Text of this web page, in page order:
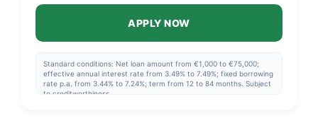
APPLY NOW
Standard conditions: Net loan amount from €1,000 to €75,000;
effective annual interest rate from 3.49% to 7.49%; fixed borrowing
rate p.a. from 3.44% to 7.24%; term from 12 to 84 months. Subject
to creditworthiness.